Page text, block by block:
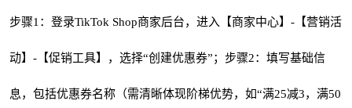
步骤1：登录TikTok Shop商家后台，进入【商家中心】-【营销活
动】-【促销工具】，选择“创建优惠券”；步骤2：填写基础信
息，包括优惠券名称（需清晰体现阶梯优势，如“满25减3，满50